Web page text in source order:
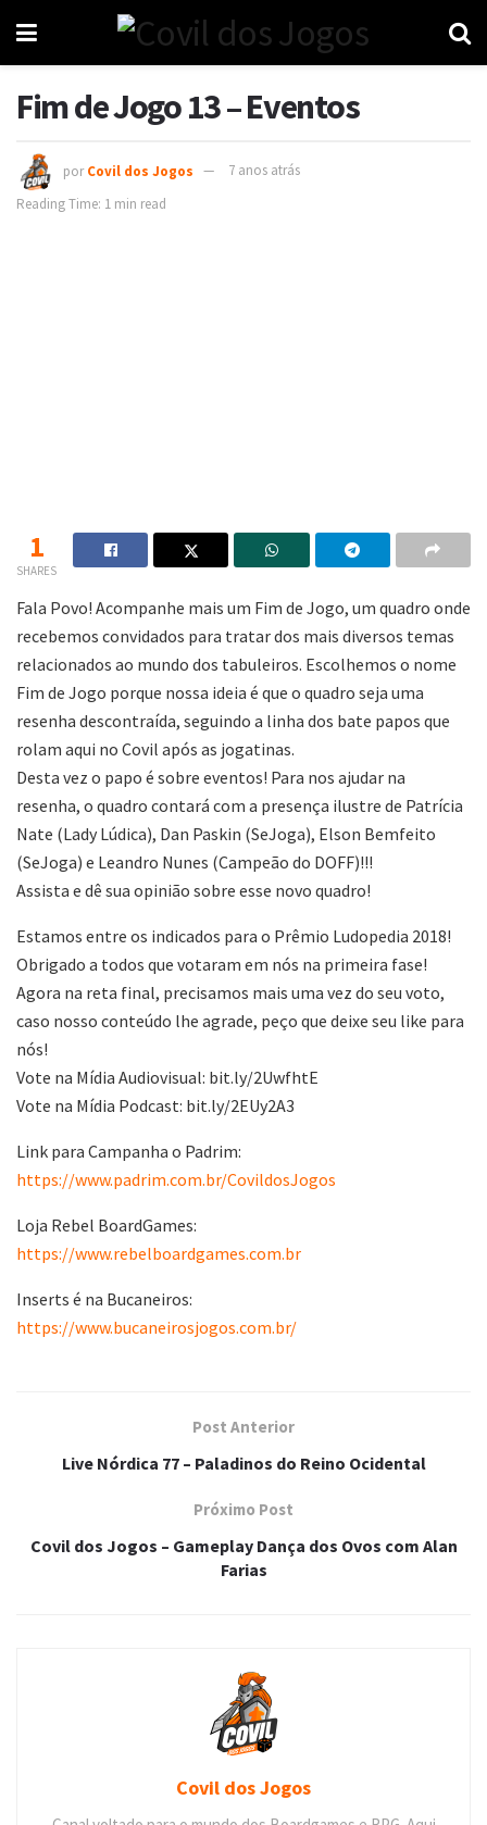
Fim de Jogo 13 – Eventos
por Covil dos Jogos
7 anos atrás
Reading Time: 1 min read
1
SHARES
Fala Povo! Acompanhe mais um Fim de Jogo, um quadro onde
recebemos convidados para tratar dos mais diversos temas
relacionados ao mundo dos tabuleiros. Escolhemos o nome
Fim de Jogo porque nossa ideia é que o quadro seja uma
resenha descontraída, seguindo a linha dos bate papos que
rolam aqui no Covil após as jogatinas.
Desta vez o papo é sobre eventos! Para nos ajudar na
resenha, o quadro contará com a presença ilustre de Patrícia
Nate (Lady Lúdica), Dan Paskin (SeJoga), Elson Bemfeito
(SeJoga) e Leandro Nunes (Campeão do DOFF)!!!
Assista e dê sua opinião sobre esse novo quadro!
Estamos entre os indicados para o Prêmio Ludopedia 2018!
Obrigado a todos que votaram em nós na primeira fase!
Agora na reta final, precisamos mais uma vez do seu voto,
caso nosso conteúdo lhe agrade, peço que deixe seu like para
nós!
Vote na Mídia Audiovisual: bit.ly/2UwfhtE
Vote na Mídia Podcast: bit.ly/2EUy2A3
Link para Campanha o Padrim:
https://www.padrim.com.br/CovildosJogos
Loja Rebel BoardGames:
https://www.rebelboardgames.com.br
Inserts é na Bucaneiros:
https://www.bucaneirosjogos.com.br/
Post Anterior
Live Nórdica 77 – Paladinos do Reino Ocidental
Próximo Post
Covil dos Jogos – Gameplay Dança dos Ovos com Alan
Farias
Covil dos Jogos